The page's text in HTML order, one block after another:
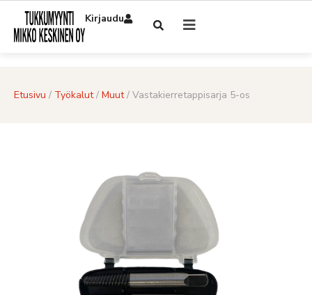
Kirjaudu
Etusivu / Työkalut/ Muut/ Vastakierretappisarja 5-os